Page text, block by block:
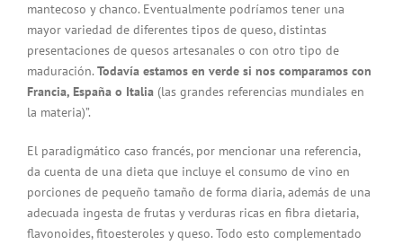
mantecoso y chanco. Eventualmente podríamos tener una
mayor variedad de diferentes tipos de queso, distintas
presentaciones de quesos artesanales o con otro tipo de
maduración. Todavía estamos en verde si nos comparamos con
Francia, España o Italia (las grandes referencias mundiales en
la materia)”.
El paradigmático caso francés, por mencionar una referencia,
da cuenta de una dieta que incluye el consumo de vino en
porciones de pequeño tamaño de forma diaria, además de una
adecuada ingesta de frutas y verduras ricas en fibra dietaria,
flavonoides, fitoesteroles y queso. Todo esto complementado